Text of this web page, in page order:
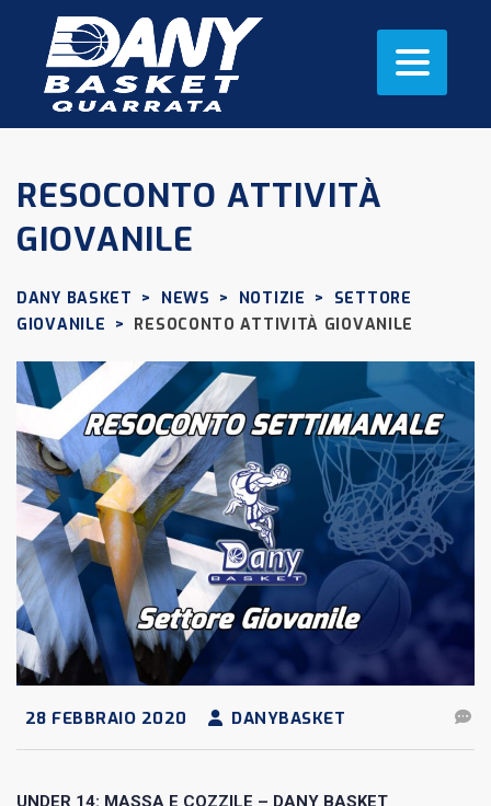
RESOCONTO ATTIVITÀ
GIOVANILE
DANY BASKET > NEWS > NOTIZIE >
SETTORE
GIOVANILE > RESOCONTO ATTIVITÀ GIOVANILE
28 FEBBRAIO 2020 DANYBASKET
UNDER 14: MASSA E COZZILE – DANY BASKET